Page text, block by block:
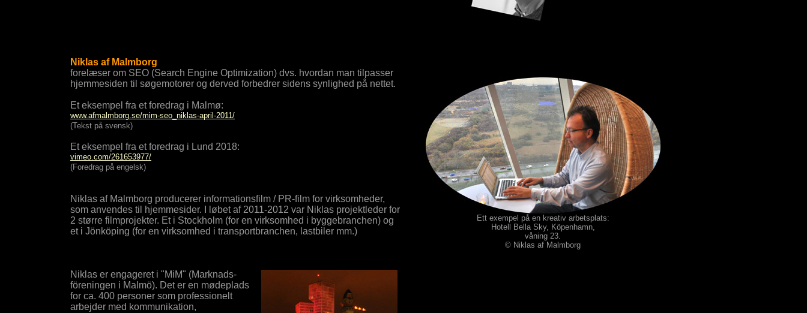
Niklas af Malmborg
forelæser om SEO (Search Engine Optimization) dvs. hvordan man tilpasser
hjemmesiden til søgemotorer og derved forbedrer sidens synlighed på nettet.
Et eksempel fra et foredrag i Malmø:
www.afmalmborg.se/mim-seo_niklas-april-2011/
(Tekst på svensk)
Et eksempel fra et foredrag i Lund 2018:
vimeo.com/261653977/
(Foredrag på engelsk)
Niklas af Malmborg producerer informationsfilm / PR-film for virksomheder,
som anvendes til hjemmesider. I løbet af 2011-2012 var Niklas projektleder for
2 større filmprojekter. Et i Stockholm (for en virksomhed i byggebranchen) og
et i Jönköping (for en virksomhed i transportbranchen, lastbiler mm.)
Niklas er engageret i "MiM" (Marknads-
föreningen i Malmö). Det er en mødeplads
for ca. 400 personer som professionelt
arbejder med kommunikation,
Ett exempel på en kreativ arbetsplats:
Hotell Bella Sky, Köpenhamn,
våning 23.
© Niklas af Malmborg